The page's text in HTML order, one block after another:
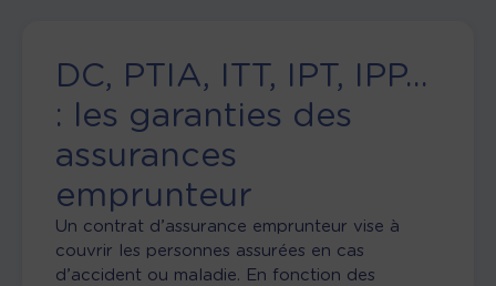
DC, PTIA, ITT, IPT, IPP...
: les garanties des
assurances
emprunteur
Un contrat d’assurance emprunteur vise à
couvrir les personnes assurées en cas
d’accident ou maladie. En fonction des